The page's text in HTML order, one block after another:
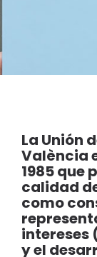
La Unión
València
1985 que
calidad
como
intereses
y el